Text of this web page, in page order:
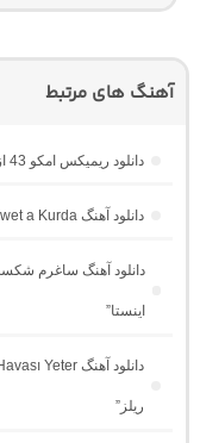
آهنگ های مرتبط
دانلود ریمیکس امکو 43 از دیجی ام کو (پادکست طولانی عاشقانه)
دانلود آهنگ Dawet a Kurda از Delal “هوش مصنوعی کرد ترند اینستا”
دانلود آهنگ ساغرم
اینستا”
ریلز”